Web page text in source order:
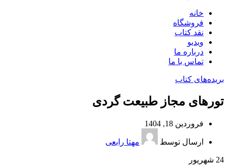
خانه
فروشگاه
نقد کتاب
ویدیو
درباره‌ ما
تماس با ما
بریده‌های کتاب
تورهای مجاز طبیعت ‌گردی
فروردین 18, 1404
ارسال توسط مهتا رابعی
24 شهریور